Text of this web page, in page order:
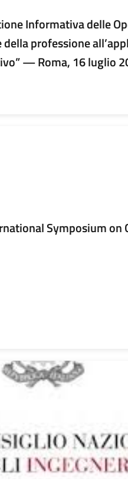
Informativa delle
professione
— Roma, 16 luglio
Symposium on